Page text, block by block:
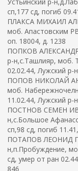
сп,177 сд, погиб
ПЛАКСА МИХАИЛ
моб. Апастовским
оп. 18004, д. 1238
ПОПКОВ
р-н,с.Ташлияр, моб.
02.02.44, Лужский р-
ПОПОВ НИКОЛАЙ
моб.
11.02.44, Лужский
ПОСТНОВ СЕМЕН
н,с.Большое
сп,98 сд, погиб
ПОТАПОВ ЛЕОНИД
н,п.Пробуждение,
сд, умер от ран
846